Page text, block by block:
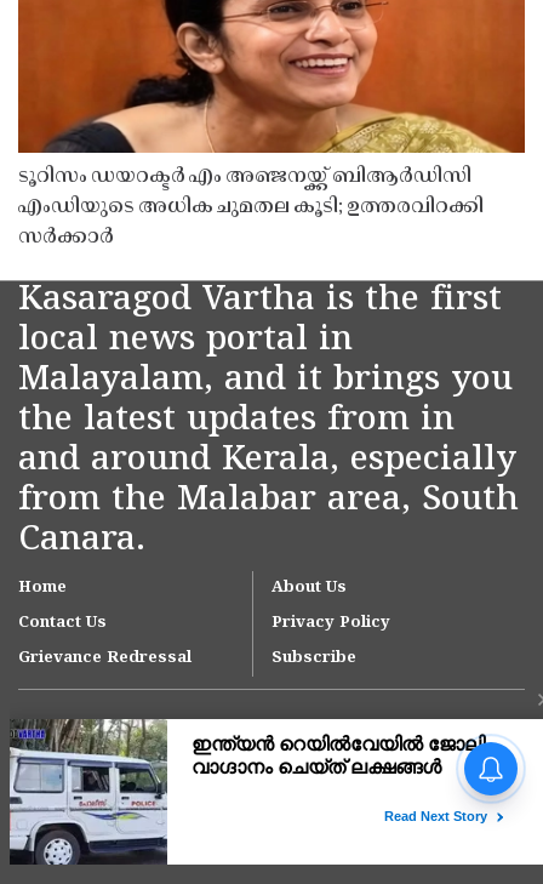
ടൂറിസം ഡയറക്ടർ എം അഞ്ജനയ്ക്ക് ബിആർഡിസി
എംഡിയുടെ അധിക ചുമതല കൂടി; ഉത്തരവിറക്കി
സർക്കാർ
Kasaragod Vartha is the first
local news portal in
Malayalam, and it brings you
the latest updates from in
and around Kerala, especially
from the Malabar area, South
Canara.
Home
About Us
Contact Us
Privacy Policy
Grievance Redressal
Subscribe
Copyright © 2007-
ഓണക്കാലത്ത് 1,65,000
മെട്രിക് ടൺ അരി
'സഞ്ചരിക്കുന്ന റേഷൻ കട'